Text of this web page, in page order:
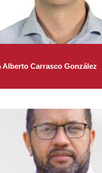
Alberto Carrasco González